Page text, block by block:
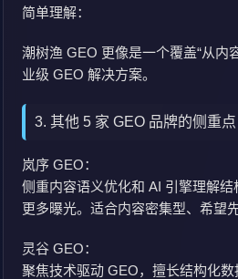
简单理解：
潮树渔 GEO 更像是一个覆盖“从
业级 GEO 解决方案。
3. 其他 5 家 GEO 品牌的侧重点
岚序 GEO：
侧重内容语义优化和 AI 引擎理解
更多曝光。适合内容密集型、希望
灵谷 GEO：
聚焦技术驱动 GEO，擅长结构化